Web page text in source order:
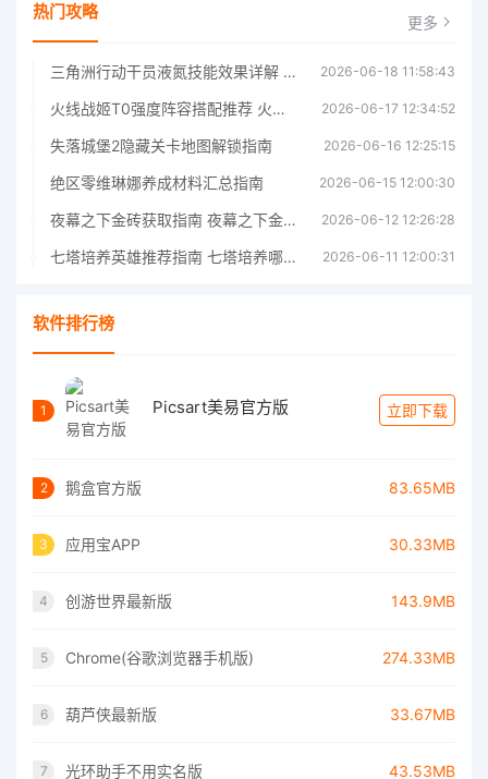
热门攻略 更多
三角洲行动干员液氮技能效果详解 三角洲行动干员液氮技能介绍 2026-06-18 11:58:43
火线战姬T0强度阵容搭配推荐 火线战姬T0强度阵容哪个好 2026-06-17 12:34:52
失落城堡2隐藏关卡地图解锁指南 2026-06-16 12:25:15
绝区零维琳娜养成材料汇总指南 2026-06-15 12:00:30
夜幕之下金砖获取指南 夜幕之下金砖获取方法 2026-06-12 12:26:28
七塔培养英雄推荐指南 七塔培养哪个英雄好 2026-06-11 12:00:31
软件排行榜
1 Picsart美易官方版 立即下载
2 鹅盒官方版 83.65MB
3 应用宝APP 30.33MB
4 创游世界最新版 143.9MB
5 Chrome(谷歌浏览器手机版) 274.33MB
6 葫芦侠最新版 33.67MB
7 光环助手不用实名版 43.53MB